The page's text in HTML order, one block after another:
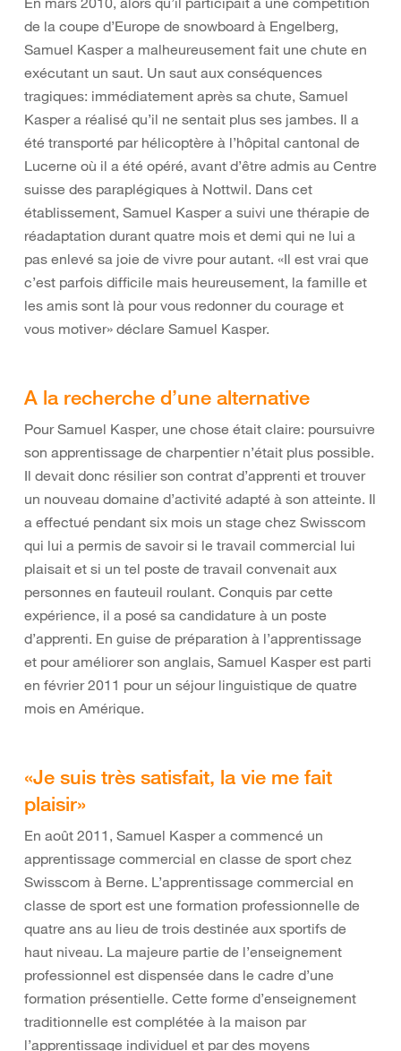
de la coupe d’Europe de snowboard à Engelberg,
Samuel Kasper a malheureusement fait une chute en
exécutant un saut. Un saut aux conséquences
tragiques: immédiatement après sa chute, Samuel
Kasper a réalisé qu’il ne sentait plus ses jambes. Il a
été transporté par hélicoptère à l’hôpital cantonal de
Lucerne où il a été opéré, avant d’être admis au Centre
suisse des paraplégiques à Nottwil. Dans cet
établissement, Samuel Kasper a suivi une thérapie de
réadaptation durant quatre mois et demi qui ne lui a
pas enlevé sa joie de vivre pour autant. «Il est vrai que
c’est parfois difficile mais heureusement, la famille et
les amis sont là pour vous redonner du courage et
vous motiver» déclare Samuel Kasper.
A la recherche d’une alternative
Pour Samuel Kasper, une chose était claire: poursuivre
son apprentissage de charpentier n’était plus possible.
Il devait donc résilier son contrat d’apprenti et trouver
un nouveau domaine d’activité adapté à son atteinte. Il
a effectué pendant six mois un stage chez Swisscom
qui lui a permis de savoir si le travail commercial lui
plaisait et si un tel poste de travail convenait aux
personnes en fauteuil roulant. Conquis par cette
expérience, il a posé sa candidature à un poste
d’apprenti. En guise de préparation à l’apprentissage
et pour améliorer son anglais, Samuel Kasper est parti
en février 2011 pour un séjour linguistique de quatre
mois en Amérique.
«Je suis très satisfait, la vie me fait
plaisir»
En août 2011, Samuel Kasper a commencé un
apprentissage commercial en classe de sport chez
Swisscom à Berne. L’apprentissage commercial en
classe de sport est une formation professionnelle de
quatre ans au lieu de trois destinée aux sportifs de
haut niveau. La majeure partie de l’enseignement
professionnel est dispensée dans le cadre d’une
formation présentielle. Cette forme d’enseignement
traditionnelle est complétée à la maison par
l’apprentissage individuel et par des moyens